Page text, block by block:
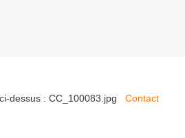
dessus : CC_100083.jpg Contact